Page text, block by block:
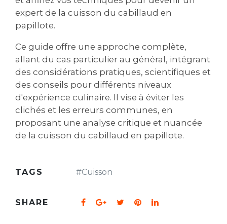
expert de la cuisson du cabillaud en
papillote.
Ce guide offre une approche complète,
allant du cas particulier au général, intégrant
des considérations pratiques, scientifiques et
des conseils pour différents niveaux
d'expérience culinaire. Il vise à éviter les
clichés et les erreurs communes, en
proposant une analyse critique et nuancée
de la cuisson du cabillaud en papillote.
TAGS #Cuisson
SHARE